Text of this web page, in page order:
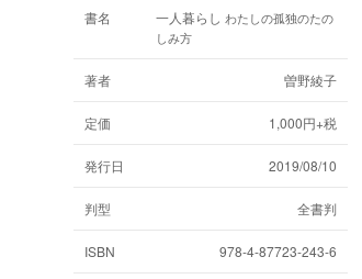
書名 一人暮らし わたしの孤独のたの
しみ方
著者 曽野綾子
定価 1,000円+税
発行日 2019/08/10
判型 全書判
ISBN 978-4-87723-243-6